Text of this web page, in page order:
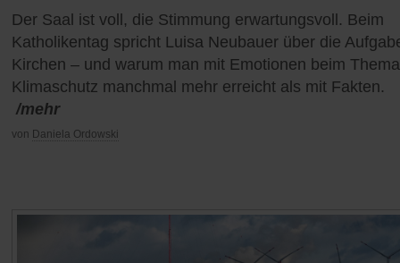
Der Saal ist voll, die Stimmung erwartungsvoll. Beim
Katholikentag spricht Luisa Neubauer über die
Kirchen – und warum man mit Emotionen beim Thema
Klimaschutz manchmal mehr erreicht als mit Fakten.
/mehr
von Daniela Ordowski